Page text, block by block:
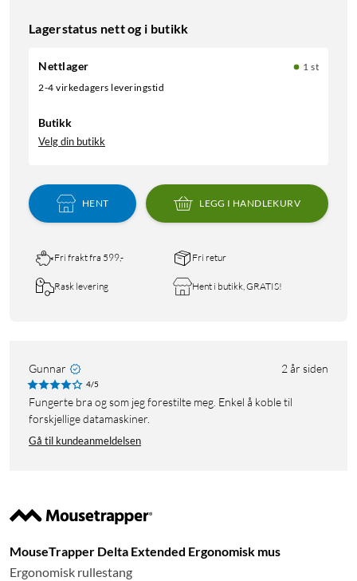
Lagerstatus nett og i butikk
Nettlager
1 st
2-4 virkedagers leveringstid
Butikk
Velg din butikk
HENT LEGG I HANDLEKURV
Fri frakt fra 599,- Fri retur
Rask levering Hent i butikk, GRATIS!
Gunnar 2 år siden
4/5
Fungerte bra og som jeg forestilte meg. Enkel å koble til
forskjellige datamaskiner.
Gå til kundeanmeldelsen
MouseTrapper Delta Extended Ergonomisk mus
Ergonomisk rullestang